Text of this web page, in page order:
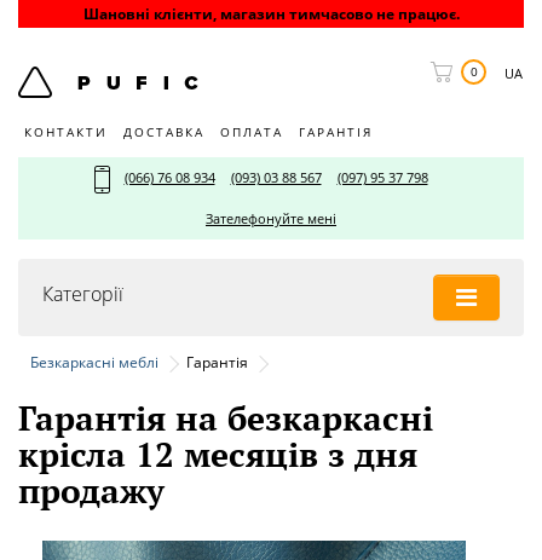
Шановні клієнти, магазин тимчасово не працює.
UA
0
КОНТАКТИ ДОСТАВКА ОПЛАТА ГАРАНТІЯ
(066) 76 08 934 (093) 03 88 567 (097) 95 37 798
Зателефонуйте мені
Категорії
Безкаркасні меблі Гарантія
Гарантія на безкаркасні
крісла 12 месяців з дня
продажу